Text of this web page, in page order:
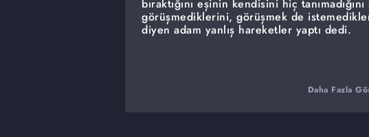
bıraktığını eşinin kendisini hiç
görüşmediklerini, görüşmek de
diyen adam yanlış hareketler yaptı dedi.
Daha Fazla